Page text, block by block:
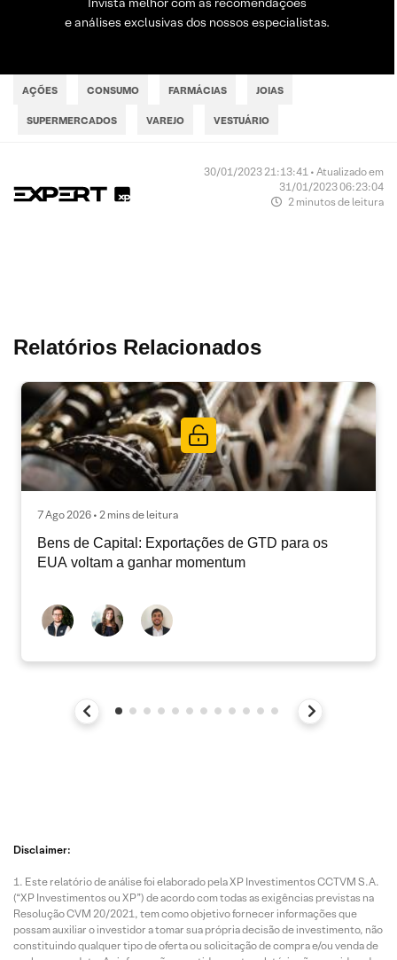
e análises exclusivas dos nossos especialistas.
AÇÕES CONSUMO FARMÁCIAS JOIAS
SUPERMERCADOS VAREJO VESTUÁRIO
30/01/2023 21:13:41 • Atualizado em
31/01/2023 06:23:04
2 minutos de leitura
Relatórios Relacionados
7 Ago 2026 • 2 mins de leitura
Bens de Capital: Exportações de GTD para os
EUA voltam a ganhar momentum
Disclaimer:
Este relatório de análise foi elaborado pela XP Investimentos CCTVM S.A.
(“XP Investimentos ou XP”) de acordo com todas as exigências previstas na
Resolução CVM 20/2021, tem como objetivo fornecer informações que
possam auxiliar o investidor a tomar sua própria decisão de investimento, não
constituindo qualquer tipo de oferta ou solicitação de compra e/ou venda de